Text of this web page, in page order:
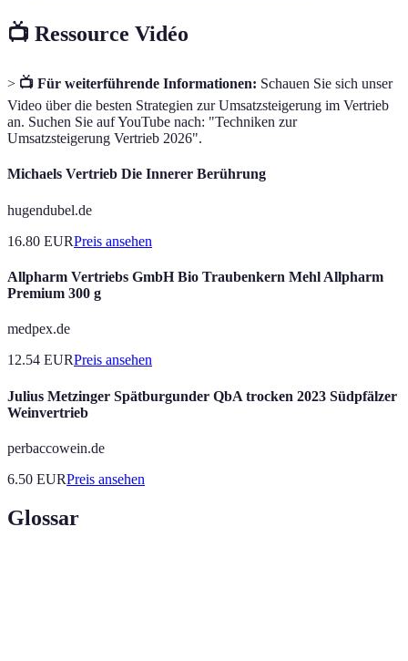
📺 Ressource Vidéo
> 📺 Für weiterführende Informationen: Schauen Sie sich unser
Video über die besten Strategien zur Umsatzsteigerung im Vertrieb
an. Suchen Sie auf YouTube nach: "Techniken zur
Umsatzsteigerung Vertrieb 2026".
Michaels Vertrieb Die Innerer Berührung
hugendubel.de
16.80 EURPreis ansehen
Allpharm Vertriebs GmbH Bio Traubenkern Mehl Allpharm
Premium 300 g
medpex.de
12.54 EURPreis ansehen
Julius Metzinger Spätburgunder QbA trocken 2023 Südpfälzer
Weinvertrieb
perbaccowein.de
6.50 EURPreis ansehen
Glossar